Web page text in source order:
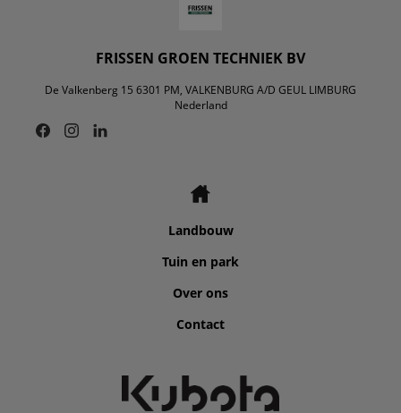
FRISSEN GROEN TECHNIEK BV
De Valkenberg 15 6301 PM, VALKENBURG A/D GEUL LIMBURG
Nederland
Landbouw
Tuin en park
Over ons
Contact